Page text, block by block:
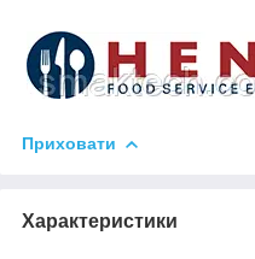
Приховати
Характеристики